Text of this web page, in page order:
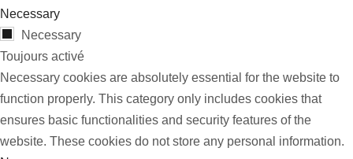
Necessary
Necessary
Toujours activé
Necessary cookies are absolutely essential for the website to
function properly. This category only includes cookies that
ensures basic functionalities and security features of the
website. These cookies do not store any personal information.